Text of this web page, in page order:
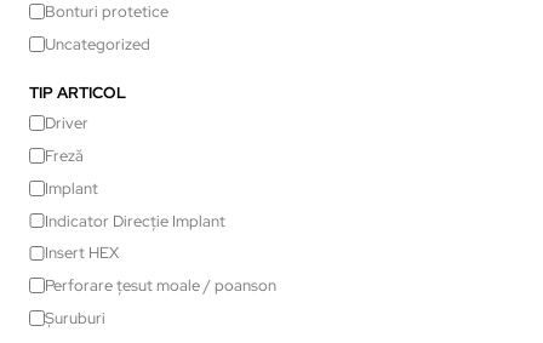
Bonturi protetice
Uncategorized
TIP ARTICOL
Driver
Freză
Implant
Indicator Direcție Implant
Insert HEX
Perforare țesut moale / poanson
Șuruburi